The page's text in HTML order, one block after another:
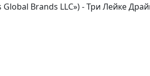
Brands LLC») - Три Лейке